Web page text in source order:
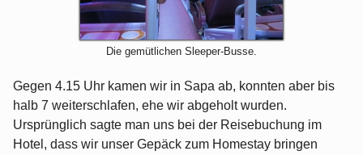
Die gemütlichen Sleeper-Busse.
Gegen 4.15 Uhr kamen wir in Sapa ab, konnten aber bis
halb 7 weiterschlafen, ehe wir abgeholt wurden.
Ursprünglich sagte man uns bei der Reisebuchung im
Hotel, dass wir unser Gepäck zum Homestay bringen